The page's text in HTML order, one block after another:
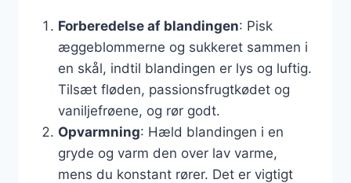
Forberedelse af blandingen: Pisk
æggeblommerne og sukkeret sammen i
en skål, indtil blandingen er lys og luftig.
Tilsæt fløden, passionsfrugtkødet og
vaniljefrøene, og rør godt.
Opvarmning: Hæld blandingen i en
gryde og varm den over lav varme,
mens du konstant rører. Det er vigtigt